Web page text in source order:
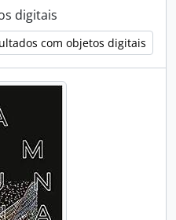
digitais
com objetos digitais